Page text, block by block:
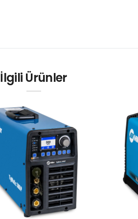
İlgili Ürünler